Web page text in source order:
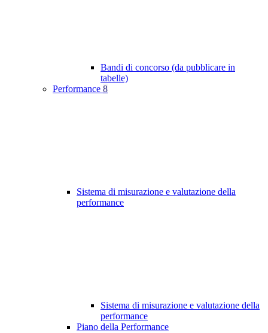
Bandi di concorso (da pubblicare in
tabelle)
Performance 8
Sistema di misurazione e valutazione della
performance
Sistema di misurazione e valutazione della
performance
Piano della Performance